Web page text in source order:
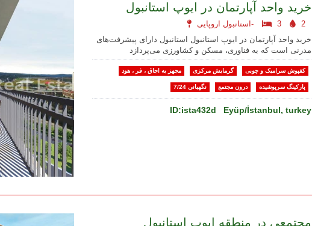
خرید واحد آپارتمان در ایوپ استانبول
استانبول اروپایی- 3
2
خرید واحد آپارتمان در ایوپ استانبول استانبول دارای پیشرفت‌های
مدرنی است که به فناوری، مسکن و کشاورزی می‌پردازد
مجهز به اجاق ، فر ، هود گرمایش مرکزی کفپوش سرامیک و چوبی
نگهبانی 7/24 درون مجتمع پارکینگ سرپوشیده
ID:ista432d Eyüp/İstanbul, turkey
مجتمعی در منطقه ایوپ استانبول